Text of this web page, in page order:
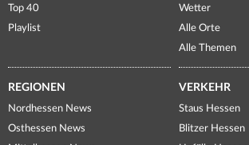
Top 40
Playlist
Wetter
Alle Orte
Alle Themen
REGIONEN
Nordhessen News
Osthessen News
VERKEHR
Staus Hessen
Blitzer Hessen